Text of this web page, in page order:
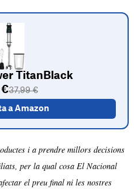
TitanBlack
37,99 €
a Amazon
i a prendre millors decisions
per la qual cosa El Nacional
el preu final ni les nostres